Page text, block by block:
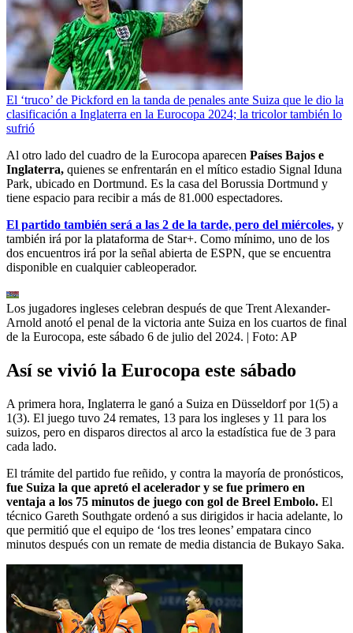
El ‘truco’ de Pickford en la tanda de penales ante Suiza que le dio la
clasificación a Inglaterra en la Eurocopa 2024; la tricolor también lo
sufrió
Al otro lado del cuadro de la Eurocopa aparecen Países Bajos e
Inglaterra, quienes se enfrentarán en el mítico estadio Signal Iduna
Park, ubicado en Dortmund. Es la casa del Borussia Dortmund y
tiene espacio para recibir a más de 81.000 espectadores.
El partido también será a las 2 de la tarde, pero del miércoles, y
también irá por la plataforma de Star+. Como mínimo, uno de los
dos encuentros irá por la señal abierta de ESPN, que se encuentra
disponible en cualquier cableoperador.
Los jugadores ingleses celebran después de que Trent Alexander-
Arnold anotó el penal de la victoria ante Suiza en los cuartos de final
de la Eurocopa, este sábado 6 de julio del 2024. | Foto: AP
Así se vivió la Eurocopa este sábado
A primera hora, Inglaterra le ganó a Suiza en Düsseldorf por 1(5) a
1(3). El juego tuvo 24 remates, 13 para los ingleses y 11 para los
suizos, pero en disparos directos al arco la estadística fue de 3 para
cada lado.
El trámite del partido fue reñido, y contra la mayoría de pronósticos,
fue Suiza la que apretó el acelerador y se fue primero en
ventaja a los 75 minutos de juego con gol de Breel Embolo. El
técnico Gareth Southgate ordenó a sus dirigidos ir hacia adelante, lo
que permitió que el equipo de ‘los tres leones’ empatara cinco
minutos después con un remate de media distancia de Bukayo Saka.